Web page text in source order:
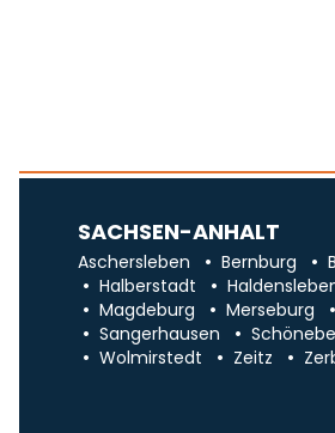
SACHSEN-ANHALT
Aschersleben Bernburg
Halberstadt
Magdeburg
Merseburg
Sangerhausen
Wolmirstedt
Zeitz